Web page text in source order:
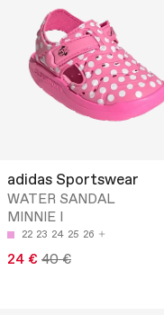
adidas Sportswear
WATER SANDAL
MINNIE I
22 23 24 25 26
24 € 40 €